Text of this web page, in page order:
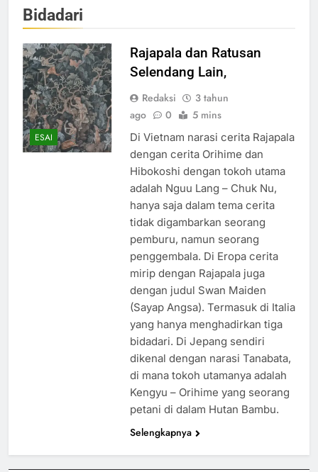
Bidadari
ESAI
Rajapala dan Ratusan
Selendang Lain,
Redaksi
3 tahun
ago
0 5 mins
Di Vietnam narasi cerita Rajapala
dengan cerita Orihime dan
Hibokoshi dengan tokoh utama
adalah Nguu Lang – Chuk Nu,
hanya saja dalam tema cerita
tidak digambarkan seorang
pemburu, namun seorang
penggembala. Di Eropa cerita
mirip dengan Rajapala juga
dengan judul Swan Maiden
(Sayap Angsa). Termasuk di Italia
yang hanya menghadirkan tiga
bidadari. Di Jepang sendiri
dikenal dengan narasi Tanabata,
di mana tokoh utamanya adalah
Kengyu – Orihime yang seorang
petani di dalam Hutan Bambu.
Selengkapnya